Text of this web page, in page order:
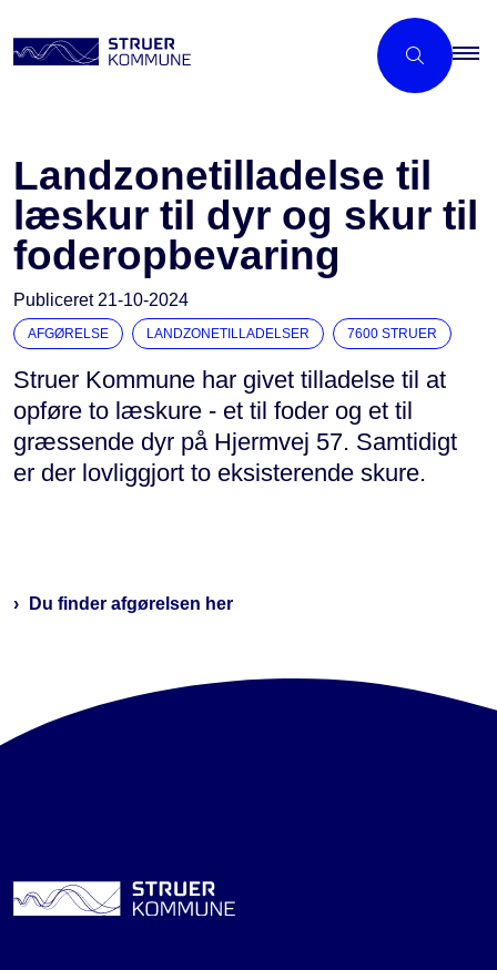
Landzonetilladelse til
læskur til dyr og skur til
foderopbevaring
Publiceret 21-10-2024
AFGØRELSE LANDZONETILLADELSER 7600 STRUER
Struer Kommune har givet tilladelse til at
opføre to læskure - et til foder og et til
græssende dyr på Hjermvej 57. Samtidigt
er der lovliggjort to eksisterende skure.
Du finder afgørelsen her